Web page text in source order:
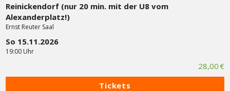
Reinickendorf (nur 20 min. mit der U8 vom
Alexanderplatz!)
Ernst Reuter Saal
So 15.11.2026
19:00 Uhr
28,00 €
Tickets